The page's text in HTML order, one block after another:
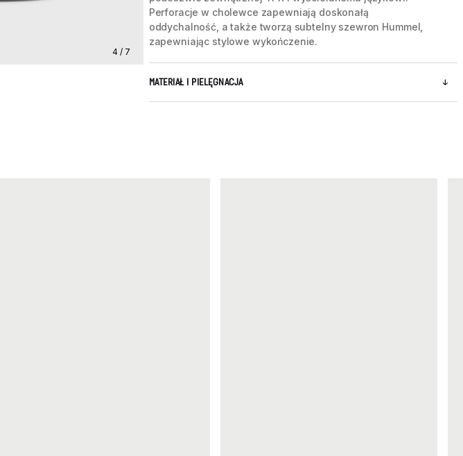
4 / 7
Perforacje w cholewce zapewniają doskonałą
oddychalność, a także tworzą subtelny szewron Hummel,
zapewniając stylowe wykończenie.
MATERIAŁ I PIELĘGNACJA